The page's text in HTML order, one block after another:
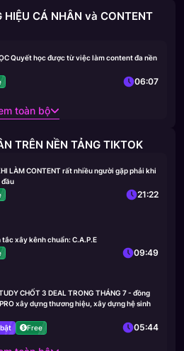
HIỆU CÁ NHÂN và CONTENT
Quyết học được từ việc làm content đa nền
06:07
toàn bộ
TRÊN NỀN TẢNG TIKTOK
LÀM CONTENT rất nhiều người gặp phải khi
đầu
21:22
tắc xây kênh chuẩn: C.A.P.E
09:49
CHỐT 3 DEAL TRONG THÁNG 7 - đồng
xây dựng thương hiệu, xây dựng hệ sinh
Free 05:44